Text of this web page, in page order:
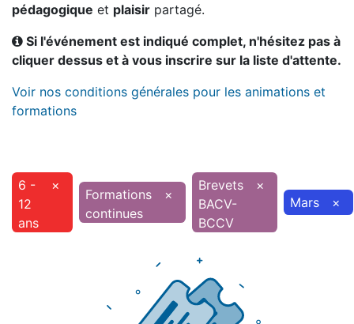
pédagogique et plaisir partagé.
Si l'événement est indiqué complet, n'hésitez pas à
cliquer dessus et à vous inscrire sur la liste d'attente.
Voir nos conditions générales pour les animations et
formations
6 -
12
ans
×
Formations
continues
×
Brevets
BACV-
BCCV
×
Mars
×